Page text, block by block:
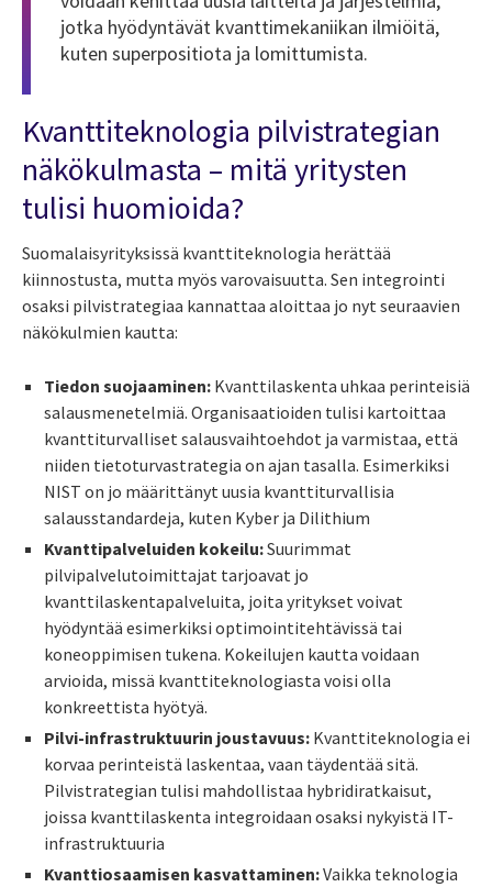
jotka hyödyntävät kvanttimekaniikan ilmiöitä,
kuten superpositiota ja lomittumista.
Kvanttiteknologia pilvistrategian
näkökulmasta – mitä yritysten
tulisi huomioida?
Suomalaisyrityksissä kvanttiteknologia herättää
kiinnostusta, mutta myös varovaisuutta. Sen integrointi
osaksi pilvistrategiaa kannattaa aloittaa jo nyt seuraavien
näkökulmien kautta:
Tiedon suojaaminen: Kvanttilaskenta uhkaa perinteisiä
salausmenetelmiä. Organisaatioiden tulisi kartoittaa
kvanttiturvalliset salausvaihtoehdot ja varmistaa, että
niiden tietoturvastrategia on ajan tasalla. Esimerkiksi
NIST on jo määrittänyt uusia kvanttiturvallisia
salausstandardeja, kuten Kyber ja Dilithium
Kvanttipalveluiden kokeilu:Suurimmat
pilvipalvelutoimittajat tarjoavat jo
kvanttilaskentapalveluita, joita yritykset voivat
hyödyntää esimerkiksi optimointitehtävissä tai
koneoppimisen tukena. Kokeilujen kautta voidaan
arvioida, missä kvanttiteknologiasta voisi olla
konkreettista hyötyä.
Pilvi-infrastruktuurin joustavuus: Kvanttiteknologia ei
korvaa perinteistä laskentaa, vaan täydentää sitä.
Pilvistrategian tulisi mahdollistaa hybridiratkaisut,
joissa kvanttilaskenta integroidaan osaksi nykyistä IT-
infrastruktuuria
Kvanttiosaamisen kasvattaminen:Vaikka teknologia